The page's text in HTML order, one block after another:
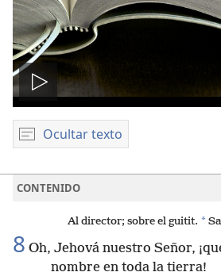
Reproducir
video
Ocultar texto
CONTENIDO
Al director; sobre el guitit. *
8 Oh, Jehová nuestro Señor,
nombre en toda la tierra!